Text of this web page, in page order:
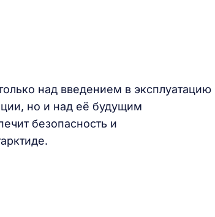
над введением в эксплуатацию
но и над её будущим
безопасность и